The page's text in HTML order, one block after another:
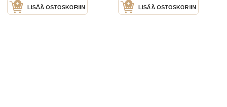
LISÄÄ OSTOSKORIIN LISÄÄ OSTOSKORIIN